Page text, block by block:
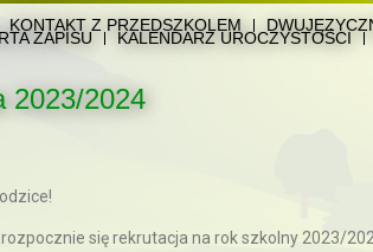
KONTAKT Z PRZEDSZKOLEM
ZAPISU KALENDARZ UROCZYSTOŚCI
2023/2024
rozpocznie się rekrutacja na rok szkolny 2023/